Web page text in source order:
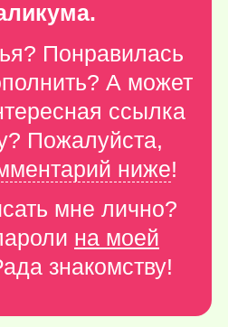
Понравилась
А может
ссылка
Пожалуйста,
ниже!
мне лично?
на моей
знакомству!